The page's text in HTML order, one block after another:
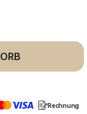
Rechnung